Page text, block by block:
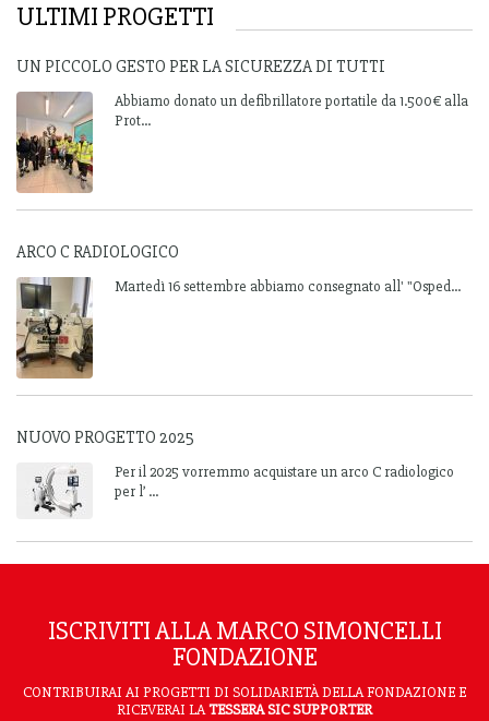
ULTIMI PROGETTI
UN PICCOLO GESTO PER LA SICUREZZA DI TUTTI
Abbiamo donato un defibrillatore portatile da 1.500€ alla
Prot...
ARCO C RADIOLOGICO
Martedì 16 settembre abbiamo consegnato all' "Osped...
NUOVO PROGETTO 2025
Per il 2025 vorremmo acquistare un arco C radiologico
per l’ ...
ISCRIVITI ALLA MARCO SIMONCELLI
FONDAZIONE
CONTRIBUIRAI AI PROGETTI DI SOLIDARIETÀ DELLA FONDAZIONE E
RICEVERAI LATESSERA SIC SUPPORTER